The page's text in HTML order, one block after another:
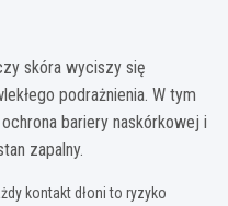
skóra wyciszy się
podrażnienia. W tym
bariery naskórkowej i
zapalny.
kontakt dłoni to ryzyko